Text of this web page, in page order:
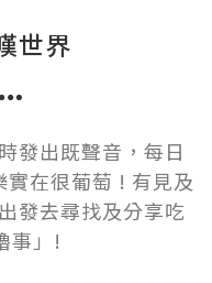
世界
發出既聲音，每日
在很葡萄 ! 有見及
發去尋找及分享吃
事」!